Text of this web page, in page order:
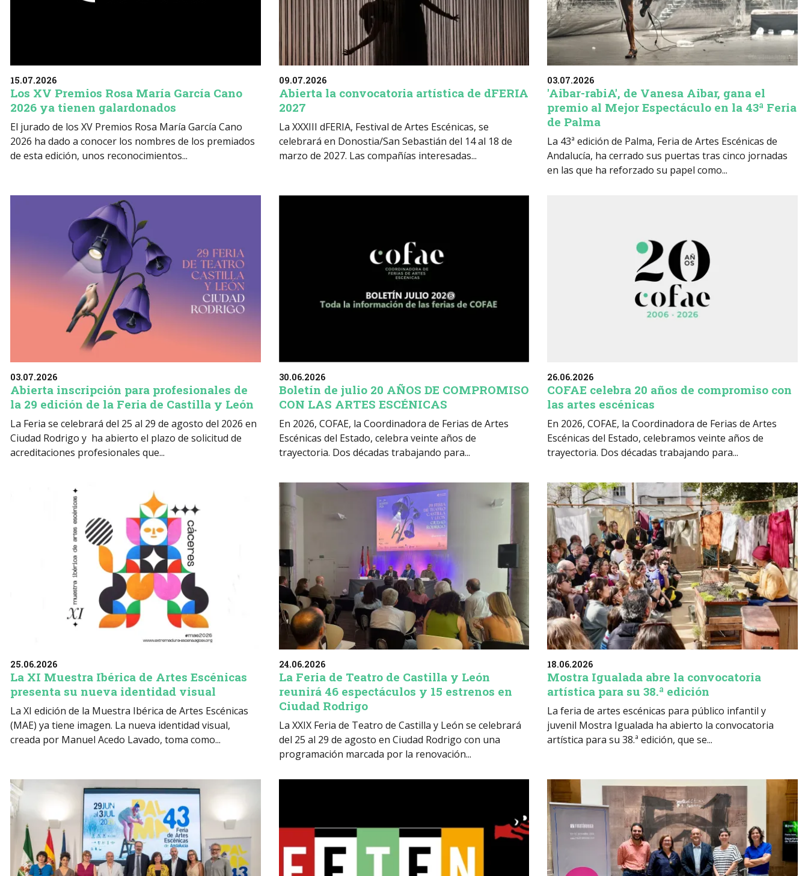
15.07.2026
Los XV Premios Rosa María García Cano
2026 ya tienen galardonados
El jurado de los XV Premios Rosa María García Cano
2026 ha dado a conocer los nombres de los premiados
de esta edición, unos reconocimientos...
09.07.2026
Abierta la convocatoria artística de dFERIA
2027
La XXXIII dFERIA, Festival de Artes Escénicas, se
celebrará en Donostia/San Sebastián del 14 al 18 de
marzo de 2027. Las compañías interesadas...
03.07.2026
'Aibar-rabiA', de Vanesa Aibar, gana el
premio al Mejor Espectáculo en la 43ª Feria
de Palma
La 43ª edición de Palma, Feria de Artes Escénicas de
Andalucía, ha cerrado sus puertas tras cinco jornadas
en las que ha reforzado su papel como...
03.07.2026
Abierta inscripción para profesionales de
la 29 edición de la Feria de Castilla y León
La Feria se celebrará del 25 al 29 de agosto del 2026 en
Ciudad Rodrigo y ha abierto el plazo de solicitud de
acreditaciones profesionales que...
30.06.2026
Boletín de julio 20 AÑOS DE COMPROMISO
CON LAS ARTES ESCÉNICAS
En 2026, COFAE, la Coordinadora de Ferias de Artes
Escénicas del Estado, celebra veinte años de
trayectoria. Dos décadas trabajando para...
26.06.2026
COFAE celebra 20 años de compromiso con
las artes escénicas
En 2026, COFAE, la Coordinadora de Ferias de Artes
Escénicas del Estado, celebramos veinte años de
trayectoria. Dos décadas trabajando para...
25.06.2026
La XI Muestra Ibérica de Artes Escénicas
presenta su nueva identidad visual
La XI edición de la Muestra Ibérica de Artes Escénicas
(MAE) ya tiene imagen. La nueva identidad visual,
creada por Manuel Acedo Lavado, toma como...
24.06.2026
La Feria de Teatro de Castilla y León
reunirá 46 espectáculos y 15 estrenos en
Ciudad Rodrigo
La XXIX Feria de Teatro de Castilla y León se celebrará
del 25 al 29 de agosto en Ciudad Rodrigo con una
programación marcada por la renovación...
18.06.2026
Mostra Igualada abre la convocatoria
artística para su 38.ª edición
La feria de artes escénicas para público infantil y
juvenil Mostra Igualada ha abierto la convocatoria
artística para su 38.ª edición, que se...